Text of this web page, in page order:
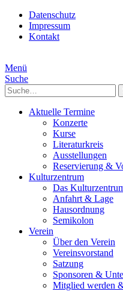
Datenschutz
Impressum
Kontakt
Menü
Suche
Suche
Aktuelle Termine
Konzerte
Kurse
Literaturkreis
Ausstellungen
Reservierung &
Kulturzentrum
Das
Anfahrt & Lage
Hausordnung
Semikolon
Verein
Über den Verein
Vereinsvorstand
Satzung
Sponsoren &
Mitglied werden